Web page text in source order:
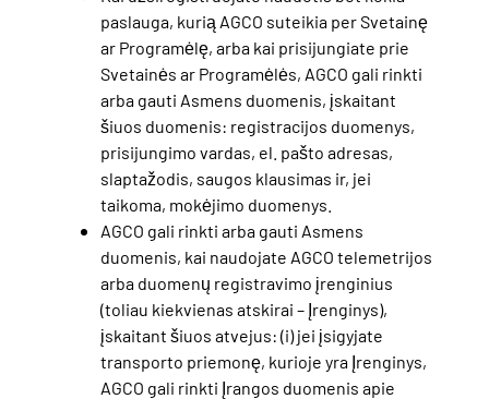
paslauga, kurią AGCO suteikia per Svetainę
ar Programėlę, arba kai prisijungiate prie
Svetainės ar Programėlės, AGCO gali rinkti
arba gauti Asmens duomenis, įskaitant
šiuos duomenis: registracijos duomenys,
prisijungimo vardas, el. pašto adresas,
slaptažodis, saugos klausimas ir, jei
taikoma, mokėjimo duomenys.
AGCO gali rinkti arba gauti Asmens
duomenis, kai naudojate AGCO telemetrijos
arba duomenų registravimo įrenginius
(toliau kiekvienas atskirai – Įrenginys),
įskaitant šiuos atvejus: (i) jei įsigyjate
transporto priemonę, kurioje yra Įrenginys,
AGCO gali rinkti Įrangos duomenis apie